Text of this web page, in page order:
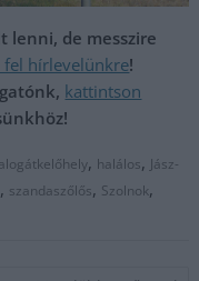
lenni, de messzire
fel hírlevelünkre!
kattintson
, halálos, Jász-
, szandaszőlős, Szolnok,